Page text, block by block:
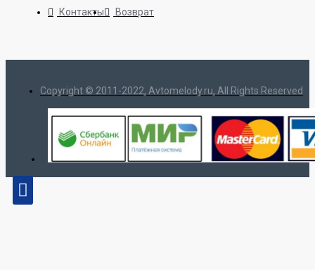
Контакты Возврат
Copyright © 2011-2022, Avtomelody.ru, All Rights Reserved